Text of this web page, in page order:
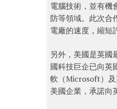
電腦技術，並有機
防等領域。此次合
電廠的速度，縮短
另外，美國是英國
國科技巨企已向英
軟（Microsoft）
美國企業，承諾向